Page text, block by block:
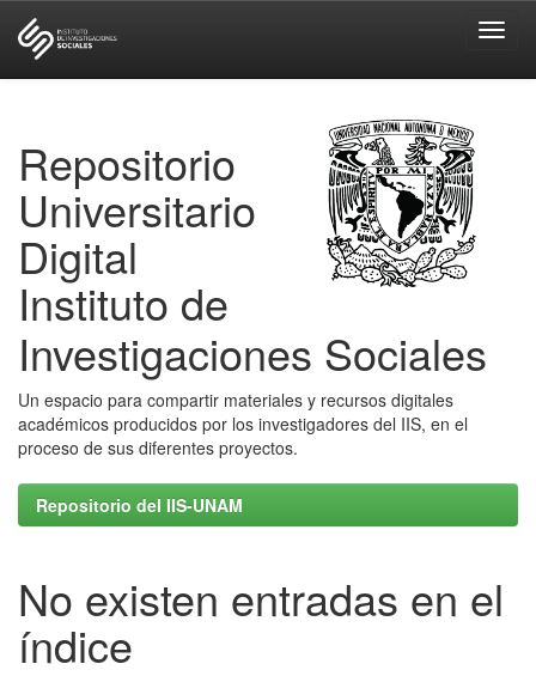
Repositorio
Universitario
Digital
Instituto de
Investigaciones Sociales
Un espacio para compartir materiales y recursos digitales
académicos producidos por los investigadores del IIS, en el
proceso de sus diferentes proyectos.
Repositorio del IIS-UNAM
No existen entradas en el
índice